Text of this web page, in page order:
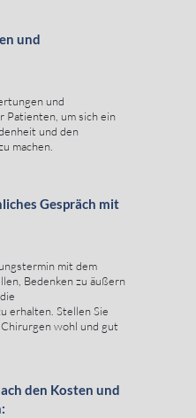
und
und
Patienten, um sich ein
und den
machen.
Gespräch mit
mit dem
Bedenken zu äußern
erhalten. Stellen Sie
wohl und gut
den Kosten und